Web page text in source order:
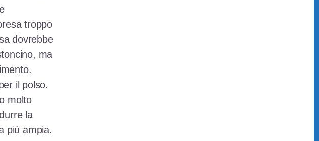
troppo
dovrebbe
ma
il polso.
molto
la
più ampia.